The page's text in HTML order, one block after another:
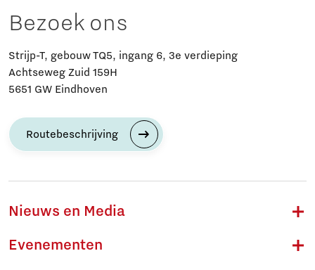
Bezoek ons
Strijp-T, gebouw TQ5, ingang 6, 3e verdieping
Achtseweg Zuid 159H
5651 GW Eindhoven
Routebeschrijving
Nieuws en Media
Evenementen